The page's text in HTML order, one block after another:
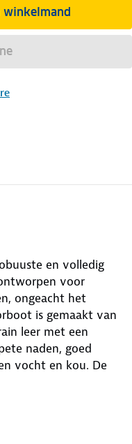
winkelmand
en volledig
voor
ongeacht het
is gemaakt van
leer met een
naden, goed
vocht en kou. De
terwijl het